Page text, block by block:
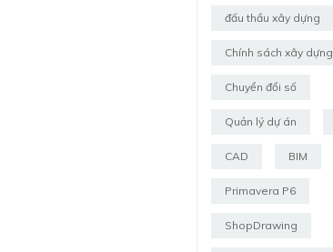
đấu thầu xây dựng
Chính sách xây dựng
Chuyển đổi số
Quản lý dự án
CAD BIM
Primavera P6
ShopDrawing